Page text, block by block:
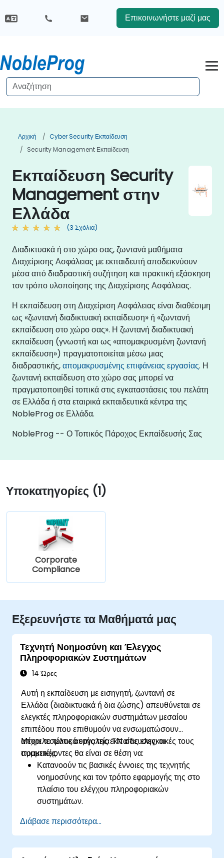
Επικοινωνήστε μαζί μας
Αρχική
Cyber Security Εκπαίδευση
Security Management Εκπαίδευση
Εκπαίδευση Security
Management στην
Ελλάδα
(3 Σχόλια)
Διαδικτυακά ή στο χώρο σας, ζωντανά μαθήματα
Διαχείρισης Ασφάλειας με εκπαιδευτή αποδεικνύουν
μέσα από διαδραστική συζήτηση και πρακτική εξάσκηση
τον τρόπο υλοποίησης της Διαχείρισης Ασφάλειας.
Η εκπαίδευση στη Διαχείριση Ασφάλειας είναι διαθέσιμη
ως «ζωντανή διαδικτυακή εκπαίδευση» ή «ζωντανή
εκπαίδευση στο χώρο σας». Η ζωντανή διαδικτυακή
εκπαίδευση (γνωστή και ως «απομακρυσμένη ζωντανή
εκπαίδευση») πραγματοποιείται μέσω μιας
διαδραστικής,απομακρυσμένης επιφάνειας εργασίας. Η
ζωντανή εκπαίδευση στο χώρο σας μπορεί να
πραγματοποιηθεί τοπικά στις εγκαταστάσεις του πελάτη
σε Ελλάδα ή στα εταιρικά εκπαιδευτικά κέντρα της
NobleProg σε Ελλάδα.
NobleProg -- Ο Τοπικός Πάροχος Εκπαίδευσής Σας
Υποκατηγορίες (1)
Corporate
Compliance
Εξερευνήστε τα Μαθήματά μας
Τεχνητή Νοημοσύνη και Έλεγχος
Πληροφοριακών Συστημάτων
14 Ώρες
Αυτή η εκπαίδευση με εισηγητή, ζωντανή σε
Ελλάδα (διαδικτυακά ή δια ζώσης) απευθύνεται σε
ελεγκτές πληροφοριακών συστημάτων μεσαίου
επιπέδου που επιθυμούν να ενσωματώσουν
αποτελεσματικά εργαλεία ΤΝ στις ελεγκτικές τους
πρακτικές.
Μέχρι το τέλος αυτής της εκπαίδευσης, οι
συμμετέχοντες θα είναι σε θέση να:
Κατανοούν τις βασικές έννοιες της τεχνητής
νοημοσύνης και τον τρόπο εφαρμογής της στο
πλαίσιο του ελέγχου πληροφοριακών
συστημάτων.
μηχανική μάθηση, η επεξεργασία φυσικής
γλώσσας (NLP) και η ρομποτική
αυτοματοποίηση διαδικασιών (RPA) για τη
Διάβασε περισσότερα...